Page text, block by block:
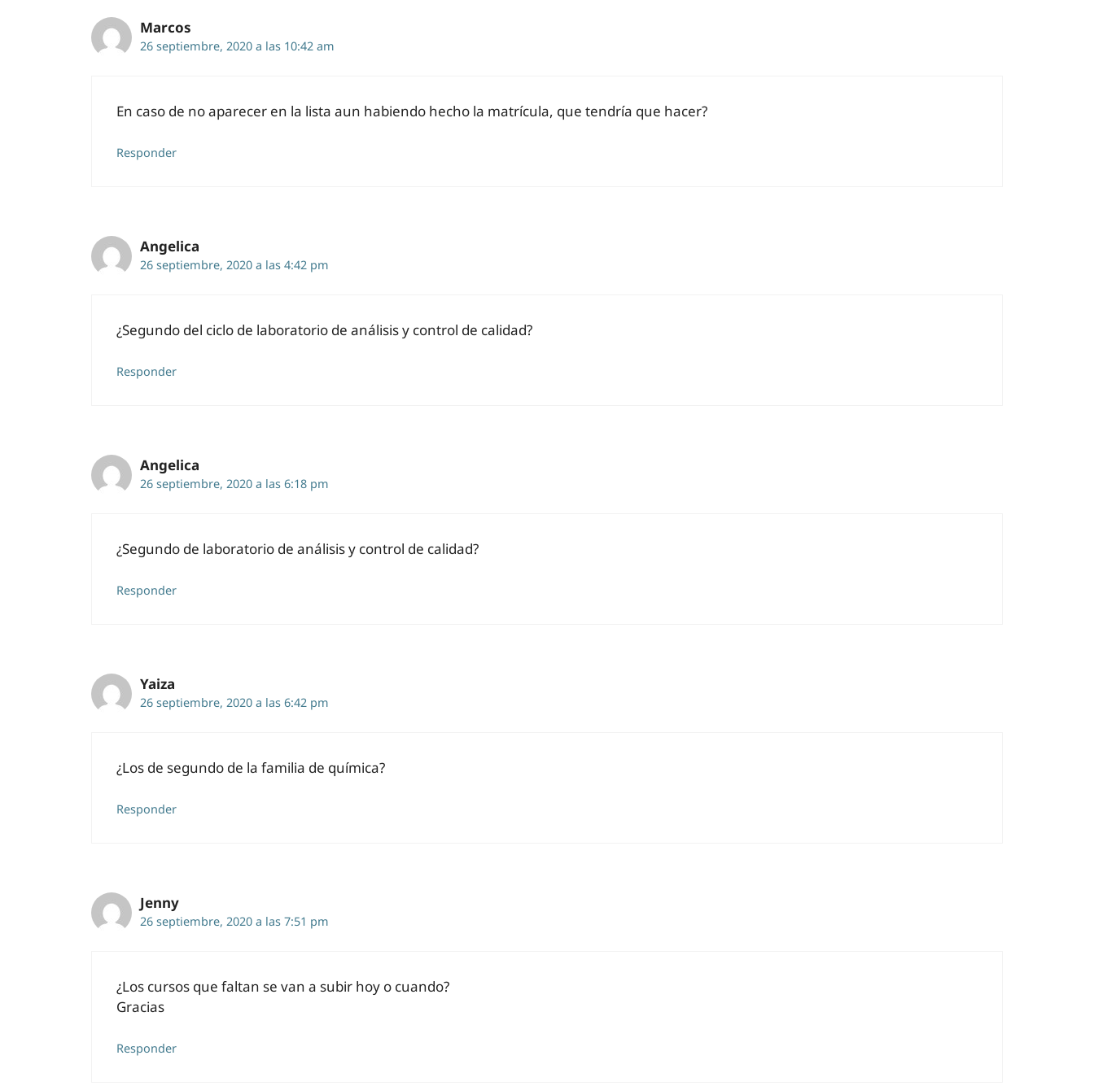
Marcos
26 septiembre, 2020 a las 10:42 am
En caso de no aparecer en la lista aun habiendo hecho la matrícula, que tendría que hacer?
Responder
Angelica
26 septiembre, 2020 a las 4:42 pm
¿Segundo del ciclo de laboratorio de análisis y control de calidad?
Responder
Angelica
26 septiembre, 2020 a las 6:18 pm
¿Segundo de laboratorio de análisis y control de calidad?
Responder
Yaiza
26 septiembre, 2020 a las 6:42 pm
¿Los de segundo de la familia de química?
Responder
Jenny
26 septiembre, 2020 a las 7:51 pm
¿Los cursos que faltan se van a subir hoy o cuando?
Gracias
Responder